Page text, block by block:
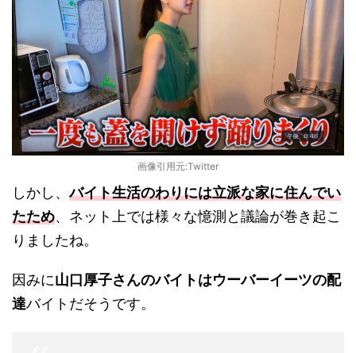
画像引用元:Twitter
しかし、バイト生活のわりには立派な家に住んでい
たため、ネット上では様々な憶測と議論が巻き起こ
りましたね。
因みに山口厚子さんのバイトはウーバーイーツの配
達バイトだそうです。